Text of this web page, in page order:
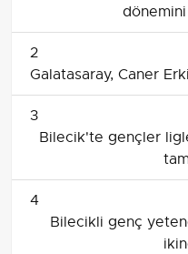
2
Galatasaray, Caner
3
Bilecik'te gençler
4
Bilecikli genç